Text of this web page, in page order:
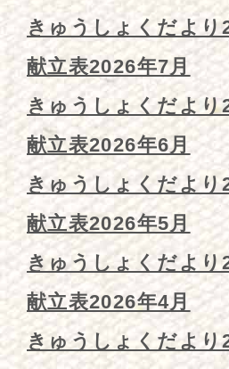
きゅうしょくだより
献立表2026年7月
きゅうしょくだより
献立表2026年6月
きゅうしょくだより
献立表2026年5月
きゅうしょくだより
献立表2026年4月
きゅうしょくだより